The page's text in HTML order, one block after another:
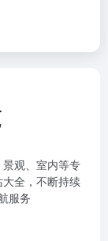
景观、室内等专
全，不断持续
服务